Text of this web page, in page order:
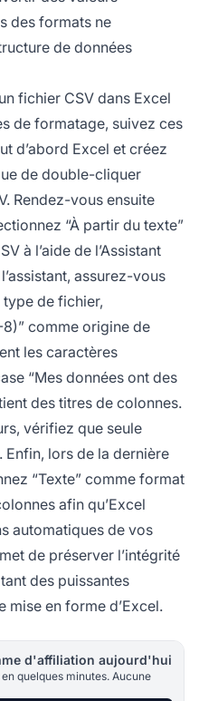
des formats ne
de données
fichier CSV dans Excel
de formatage, suivez ces
d’abord Excel et créez
de double-cliquer
Rendez-vous ensuite
“À partir du texte”
à l’aide de l’Assistant
assurez-vous
de fichier,
comme origine de
les caractères
“Mes données ont des
des titres de colonnes.
vérifiez que seule
Enfin, lors de la dernière
“Texte” comme format
afin qu’Excel
automatiques de vos
de préserver l’intégrité
des puissantes
mise en forme d’Excel.
d'affiliation aujourd'hui
quelques minutes. Aucune